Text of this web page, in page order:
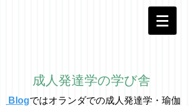
成人発達学の学び舎
Blogではオラ ンダでの成人発達学・ 瑜伽